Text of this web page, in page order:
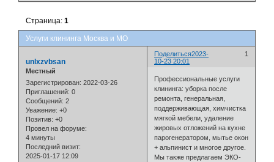
Услуги клининга Москва и МО
Страница:1
Поделиться 1
2023-
10-23 20:01
unlxzvbsan
Местный
Зарегистрирован: 2022-03-26
Приглашений: 0
Сообщений: 2
Уважение: +0
Позитив: +0
Провел на форуме:
4 минуты
Последний визит:
2025-01-17 12:09
Профессиональные услуги
клининга: уборка после
ремонта, генеральная,
поддерживающая, химчистка
мягкой мебели, удаление
жировых отложений на кухне
парогенератором, мытье окон
+ альпинист и многое другое.
Мы также предлагаем ЭКО-